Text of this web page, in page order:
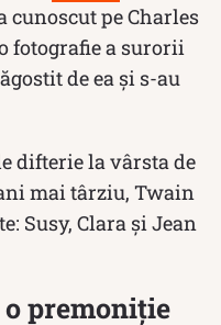
pe Charles
fotografie a surorii
de ea și s-au
difterie la vârsta de
mai târziu, Twain
Susy, Clara și Jean
premoniție